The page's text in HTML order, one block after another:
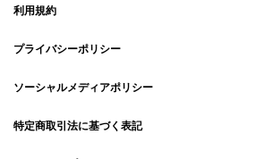
利用規約
プライバシーポリシー
ソーシャルメディアポリシー
特定商取引法に基づく表記